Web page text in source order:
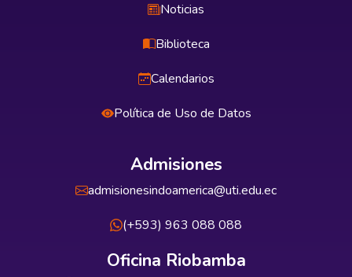
Noticias
Biblioteca
Calendarios
Política de Uso de Datos
Admisiones
admisionesindoamerica@uti.edu.ec
(+593) 963 088 088
Oficina Riobamba